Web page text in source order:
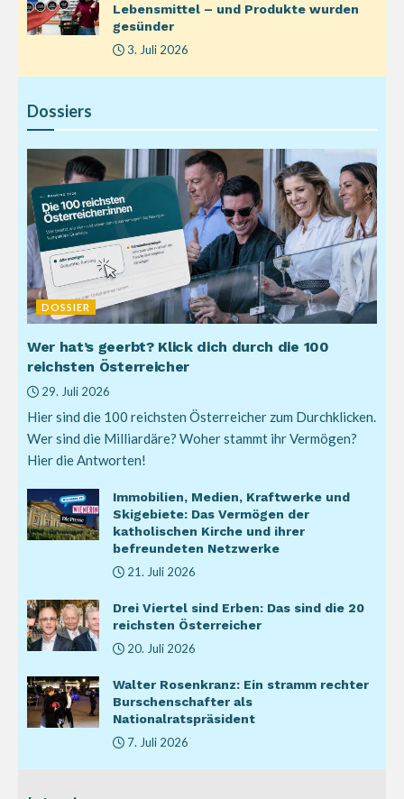
Lebensmittel – und Produkte wurden
gesünder
3. Juli 2026
Dossiers
DOSSIER
Wer hat’s geerbt? Klick dich durch die 100
reichsten Österreicher
29. Juli 2026
Hier sind die 100 reichsten Österreicher zum Durchklicken.
Wer sind die Milliardäre? Woher stammt ihr Vermögen?
Hier die Antworten!
Immobilien, Medien, Kraftwerke und
Skigebiete: Das Vermögen der
katholischen Kirche und ihrer
befreundeten Netzwerke
21. Juli 2026
Drei Viertel sind Erben: Das sind die 20
reichsten Österreicher
20. Juli 2026
Walter Rosenkranz: Ein stramm rechter
Burschenschafter als
Nationalratspräsident
7. Juli 2026